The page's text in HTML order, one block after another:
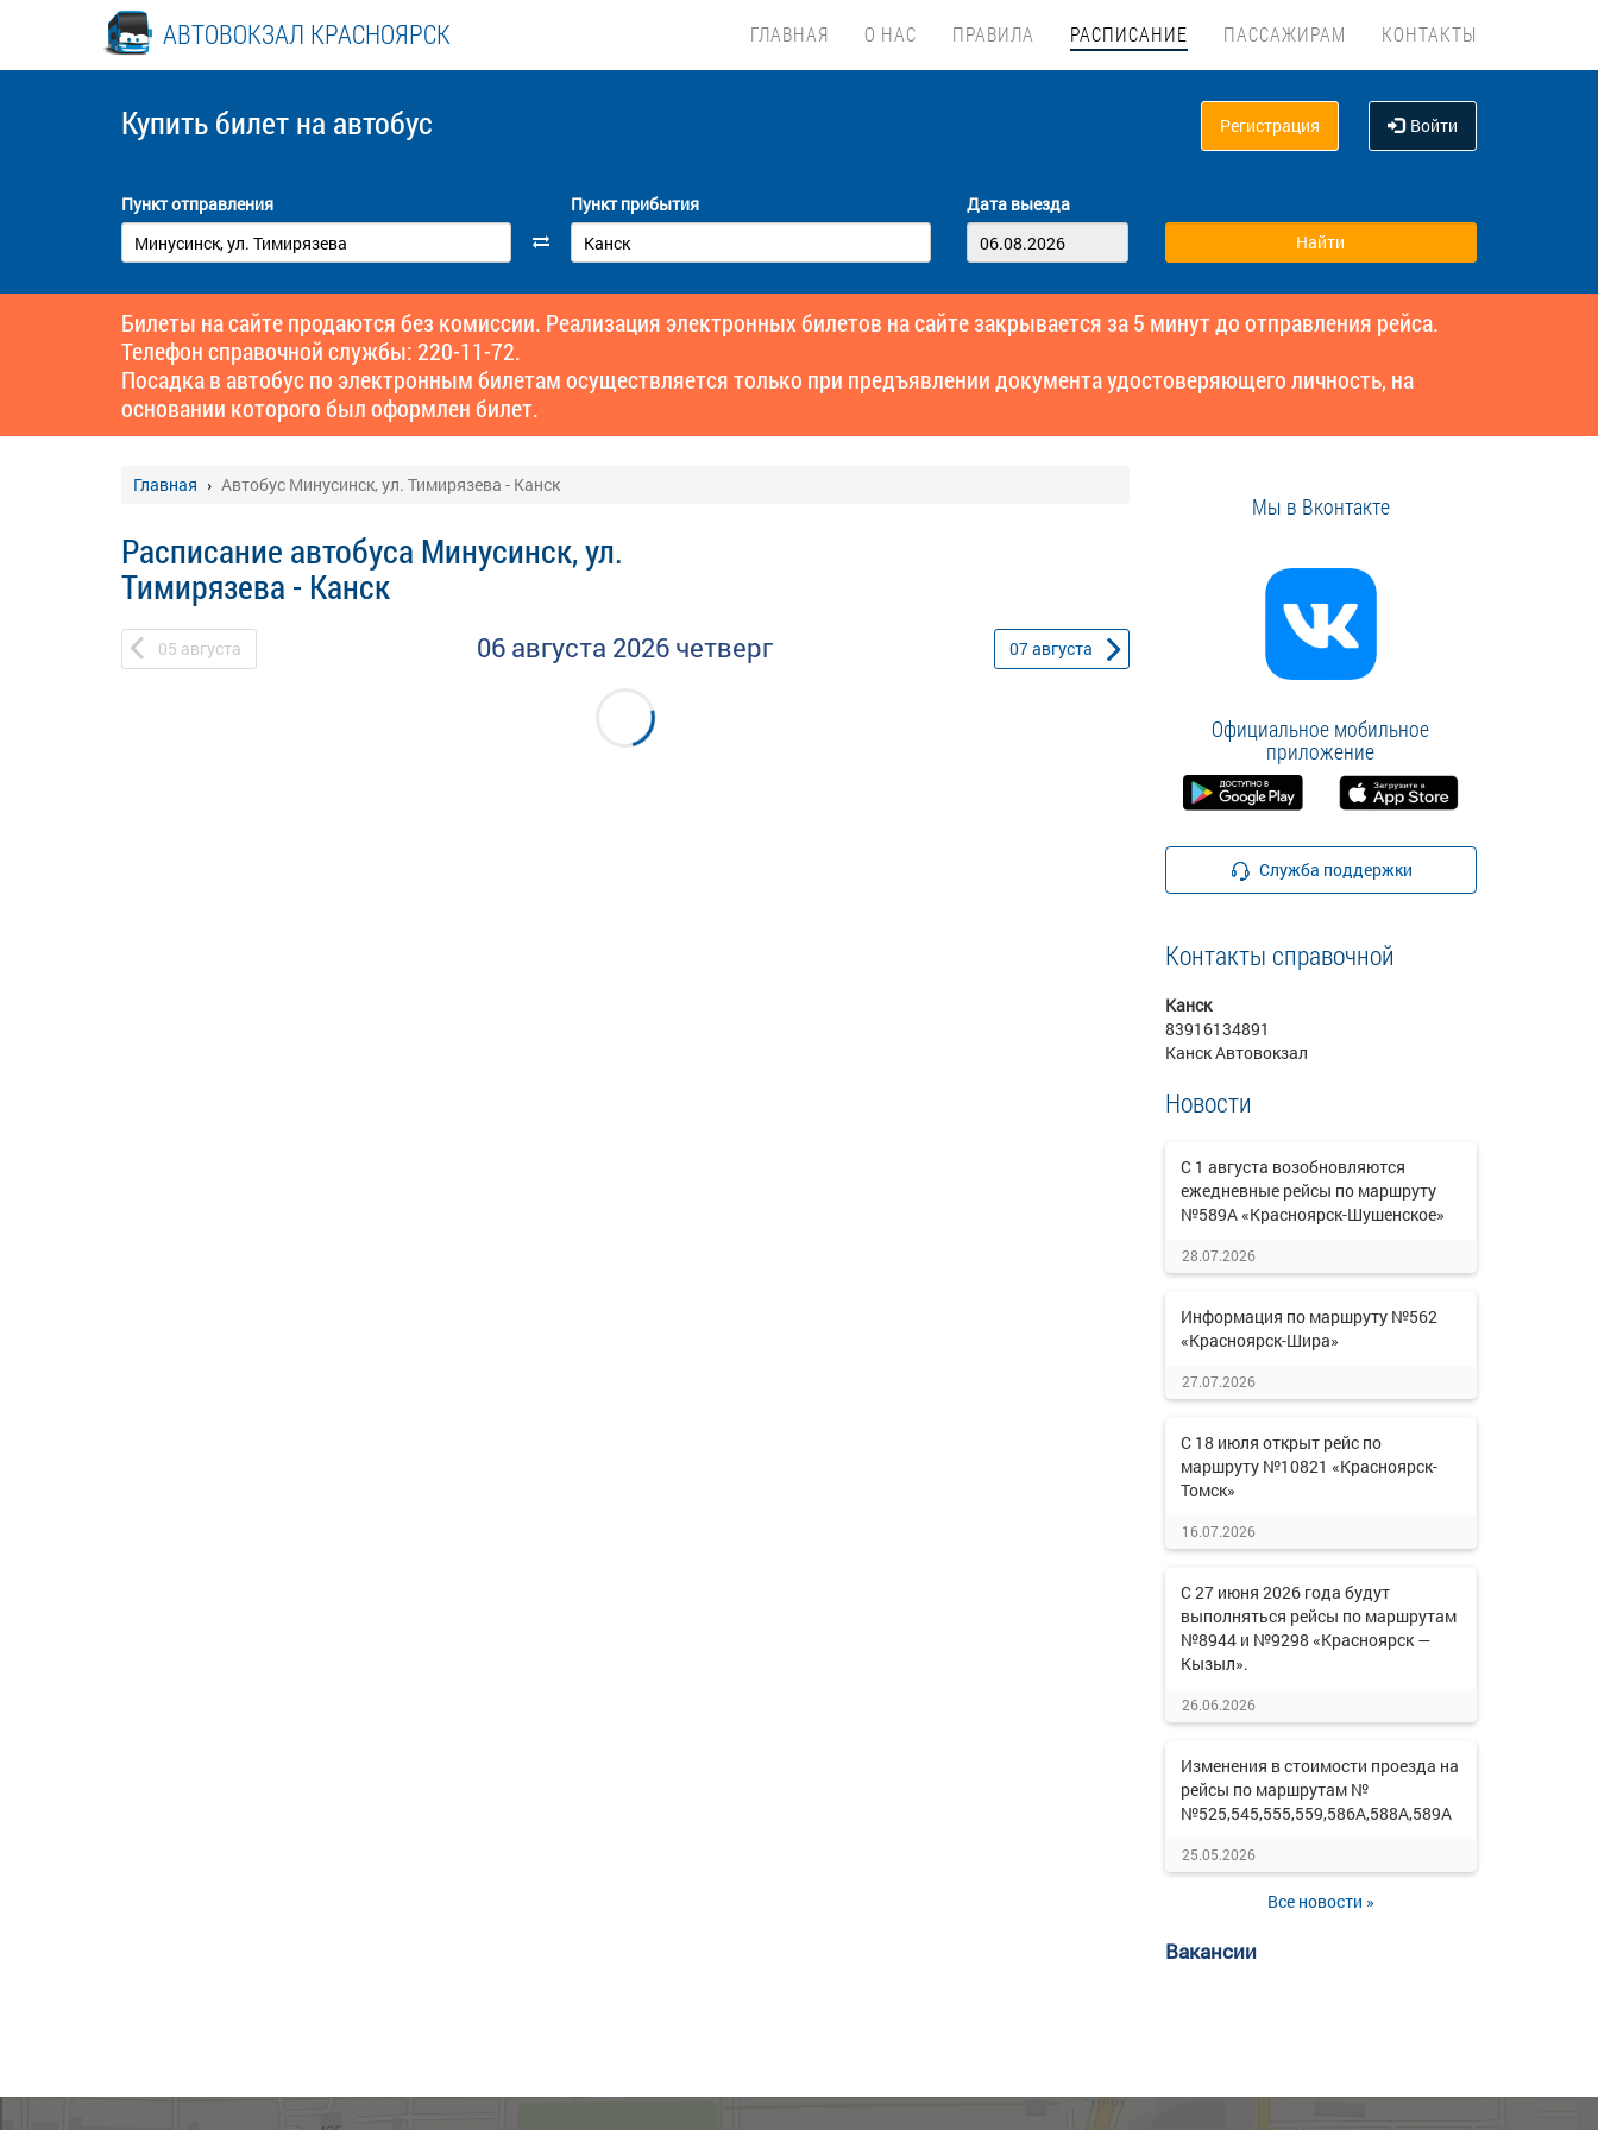
АВТОВОКЗАЛ КРАСНОЯРСК ГЛАВНАЯ О НАС ПРАВИЛА РАСПИСАНИЕ ПАССАЖИРАМ КОНТАКТЫ
Купить билет на автобус Регистрация Войти
Пункт отправления Пункт прибытия Дата выезда
Билеты на сайте продаются без комиссии. Реализация электронных билетов на сайте закрывается за 5 минут до отправления рейса.
Телефон справочной службы: 220-11-72.
Посадка в автобус по электронным билетам осуществляется только при предъявлении документа удостоверяющего личность, на
основании которого был оформлен билет.
Главная Автобус Минусинск, ул. Тимирязева - Канск
Расписание автобуса Минусинск, ул.
Тимирязева - Канск
05 августа 06 августа 2026 четверг 07августа
Мы в Вконтакте
Официальное мобильное
приложение
Служба поддержки
Контакты справочной
Канск
83916134891
Канск Автовокзал
Новости
С 1 августа возобновляются
ежедневные рейсы по маршруту
№589А «Красноярск-Шушенское»
28.07.2026
Информация по маршруту №562
«Красноярск-Шира»
27.07.2026
С 18 июля открыт рейс по
маршруту №10821 «Красноярск-
Томск»
16.07.2026
С 27 июня 2026 года будут
выполняться рейсы по маршрутам
№8944 и №9298 «Красноярск —
Кызыл».
26.06.2026
Изменения в стоимости проезда на
рейсы по маршрутам №
№525,545,555,559,586А,588А,589А
25.05.2026
Все новости »
Вакансии